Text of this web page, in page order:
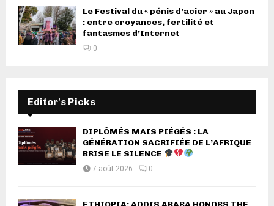
Le Festival du « pénis d’acier » au Japon
: entre croyances, fertilité et
fantasmes d’Internet
0
Editor's Picks
DIPLÔMÉS MAIS PIÉGÉS : LA
GÉNÉRATION SACRIFIÉE DE L’AFRIQUE
BRISE LE SILENCE
7 août 2026 0